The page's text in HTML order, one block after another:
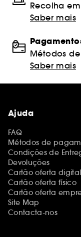
Recolha
Saber mais
Métodos
Saber mais
Ajuda
FAQ
Métodos de
Condições de
Devoluções
Cartão oferta digital
Cartão oferta físico
Cartão oferta
Site Map
Contacta-nos